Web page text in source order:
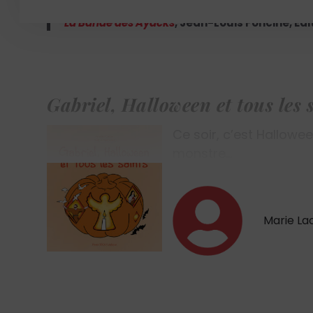
La Bande des Ayacks,Jean-Louis Foncine,
Gabriel, Halloween et tous les
Marie